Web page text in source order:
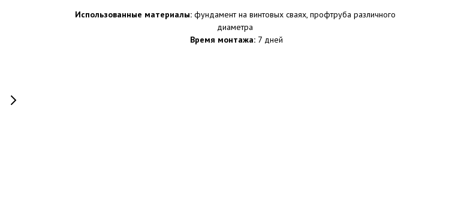
Использованные материалы:фундамент на винтовых сваях, профтруба различного
диаметра
Время монтажа: 7 дней